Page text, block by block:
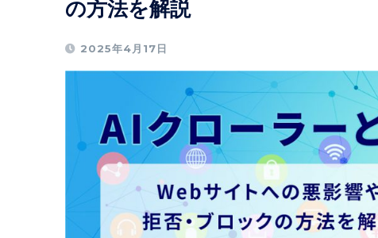
の方法を解説
2025年4月17日